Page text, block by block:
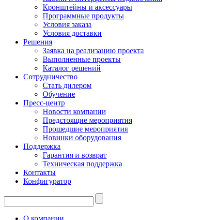
Кронштейны и аксессуары
Программные продукты
Условия заказа
Условия доставки
Решения
Заявка на реализацию проекта
Выполненные проекты
Каталог решений
Сотрудничество
Стать дилером
Обучение
Пресс-центр
Новости компании
Предстоящие мероприятия
Прошедшие мероприятия
Новинки оборудования
Поддержка
Гарантия и возврат
Техническая поддержка
Контакты
Конфигуратор
О компании